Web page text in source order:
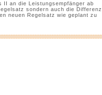
II an die Leistungsempfänger ab
sondern auch die Differenz
neuen Regelsatz wie geplant zu